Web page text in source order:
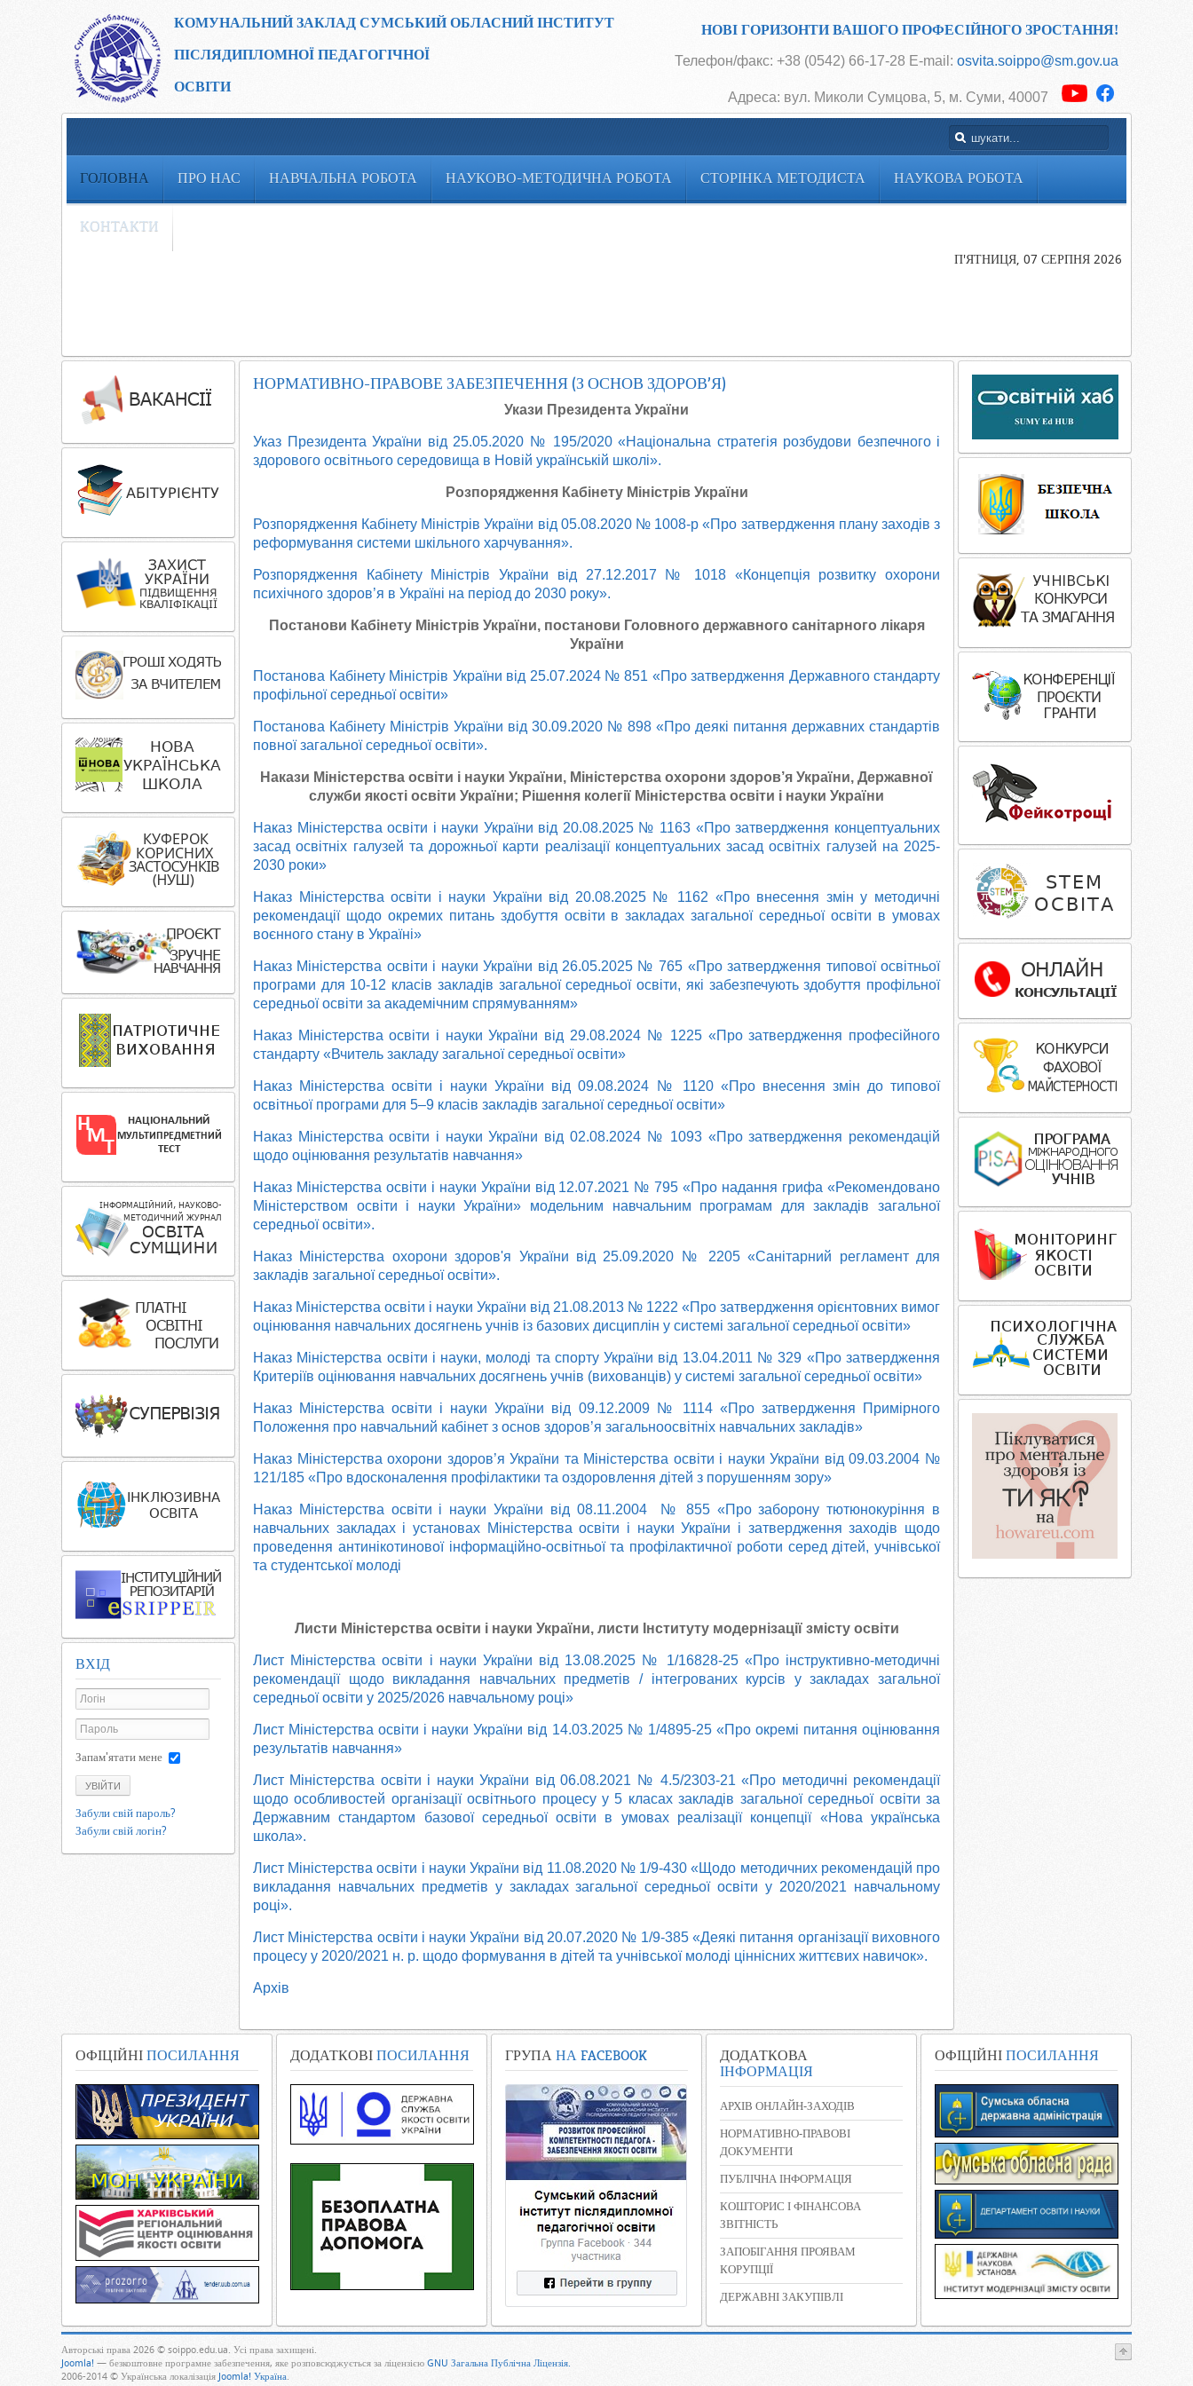
КОМУНАЛЬНИЙ ЗАКЛАД СУМСЬКИЙ ОБЛАСНИЙ ІНСТИТУТ
ПІСЛЯДИПЛОМНОЇ ПЕДАГОГІЧНОЇ
ОСВІТИ
НОВІ ГОРИЗОНТИ ВАШОГО ПРОФЕСІЙНОГО ЗРОСТАННЯ!
Телефон/факс: +38 (0542) 66-17-28 E-mail: osvita.soippo@sm.gov.ua
Адреса: вул. Миколи Сумцова, 5, м. Суми, 40007
ГОЛОВНА ПРО НАС НАВЧАЛЬНА РОБОТА НАУКОВО-МЕТОДИЧНА РОБОТА СТОРІНКА МЕТОДИСТА НАУКОВА РОБОТА
КОНТАКТИ
П'ЯТНИЦЯ, 07 СЕРПНЯ 2026
НОРМАТИВНО-ПРАВОВЕ ЗАБЕЗПЕЧЕННЯ (З ОСНОВ ЗДОРОВ’Я)
Укази Президента України
Указ Президента України від 25.05.2020 № 195/2020 «Національна стратегія розбудови безпечного і
здорового освітнього середовища в Новій українській школі».
Розпорядження Кабінету Міністрів України
Розпорядження Кабінету Міністрів України від 05.08.2020 № 1008-р «Про затвердження плану заходів з
реформування системи шкільного харчування».
Розпорядження Кабінету Міністрів України від 27.12.2017 № 1018 «Концепція розвитку охорони
психічного здоров’я в Україні на період до 2030 року».
Постанови Кабінету Міністрів України, постанови Головного державного санітарного лікаря
України
Постанова Кабінету Міністрів України від 25.07.2024 № 851 «Про затвердження Державного стандарту
профільної середньої освіти»
Постанова Кабінету Міністрів України від 30.09.2020 № 898 «Про деякі питання державних стандартів
повної загальної середньої освіти».
Накази Міністерства освіти і науки України, Міністерства охорони здоров’я України, Державної
служби якості освіти України; Рішення колегії Міністерства освіти і науки України
Наказ Міністерства освіти і науки України від 20.08.2025 № 1163 «Про затвердження концептуальних
засад освітніх галузей та дорожньої карти реалізації концептуальних засад освітніх галузей на 2025-
2030 роки»
Наказ Міністерства освіти і науки України від 20.08.2025 № 1162 «Про внесення змін у методичні
рекомендації щодо окремих питань здобуття освіти в закладах загальної середньої освіти в умовах
воєнного стану в Україні»
Наказ Міністерства освіти і науки України від 26.05.2025 № 765 «Про затвердження типової освітньої
програми для 10-12 класів закладів загальної середньої освіти, які забезпечують здобуття профільної
середньої освіти за академічним спрямуванням»
Наказ Міністерства освіти і науки України від 29.08.2024 № 1225 «Про затвердження професійного
стандарту «Вчитель закладу загальної середньої освіти»
Наказ Міністерства освіти і науки України від 09.08.2024 № 1120 «Про внесення змін до типової
освітньої програми для 5–9 класів закладів загальної середньої освіти»
Наказ Міністерства освіти і науки України від 02.08.2024 № 1093 «Про затвердження рекомендацій
щодо оцінювання результатів навчання»
Наказ Міністерства освіти і науки України від 12.07.2021 № 795 «Про надання грифа «Рекомендовано
Міністерством освіти і науки України» модельним навчальним програмам для закладів загальної
середньої освіти».
Наказ Міністерства охорони здоров'я України від 25.09.2020 № 2205 «Санітарний регламент для
закладів загальної середньої освіти».
Наказ Міністерства освіти і науки України від 21.08.2013 № 1222 «Про затвердження орієнтовних вимог
оцінювання навчальних досягнень учнів із базових дисциплін у системі загальної середньої освіти»
Наказ Міністерства освіти і науки, молоді та спорту України від 13.04.2011 № 329 «Про затвердження
Критеріїв оцінювання навчальних досягнень учнів (вихованців) у системі загальної середньої освіти»
Наказ Міністерства освіти і науки України від 09.12.2009 № 1114 «Про затвердження Примірного
Положення про навчальний кабінет з основ здоров’я загальноосвітніх навчальних закладів»
Наказ Міністерства охорони здоров’я України та Міністерства освіти і науки України від 09.03.2004 №
121/185 «Про вдосконалення профілактики та оздоровлення дітей з порушенням зору»
Наказ Міністерства освіти і науки України від 08.11.2004 № 855 «Про заборону тютюнокуріння в
навчальних закладах і установах Міністерства освіти і науки України і затвердження заходів щодо
проведення антинікотинової інформаційно-освітньої та профілактичної роботи серед дітей, учнівської
та студентської молоді
Листи Міністерства освіти і науки України, листи Інституту модернізації змісту освіти
Лист Міністерства освіти і науки України від 13.08.2025 № 1/16828-25 «Про інструктивно-методичні
рекомендації щодо викладання навчальних предметів / інтегрованих курсів у закладах загальної
середньої освіти у 2025/2026 навчальному році»
Лист Міністерства освіти і науки України від 14.03.2025 № 1/4895-25 «Про окремі питання оцінювання
результатів навчання»
Лист Міністерства освіти і науки України від 06.08.2021 № 4.5/2303-21 «Про методичні рекомендації
щодо особливостей організації освітнього процесу у 5 класах закладів загальної середньої освіти за
Державним стандартом базової середньої освіти в умовах реалізації концепції «Нова українська
школа».
Лист Міністерства освіти і науки України від 11.08.2020 № 1/9-430 «Щодо методичних рекомендацій про
викладання навчальних предметів у закладах загальної середньої освіти у 2020/2021 навчальному
році».
Лист Міністерства освіти і науки України від 20.07.2020 № 1/9-385 «Деякі питання організації виховного
процесу у 2020/2021 н. р. щодо формування в дітей та учнівської молоді ціннісних життєвих навичок».
Архів
ВХІД
Запам'ятати мене
УВІЙТИ
Забули свій пароль?
Забули свій логін?
ОФІЦІЙНІ ПОСИЛАННЯ ДОДАТКОВІ ПОСИЛАННЯ ГРУПА НА FACEBOOK
ДОДАТКОВА
ІНФОРМАЦІЯ
АРХІВ ОНЛАЙН-ЗАХОДІВ
НОРМАТИВНО-ПРАВОВІ
ДОКУМЕНТИ
ПУБЛІЧНА ІНФОРМАЦІЯ
КОШТОРИС І ФІНАНСОВА
ЗВІТНІСТЬ
ЗАПОБІГАННЯ ПРОЯВАМ
КОРУПЦІЇ
ДЕРЖАВНІ ЗАКУПІВЛІ
ОФІЦІЙНІ ПОСИЛАННЯ
Авторські права 2026 © soippo.edu.ua. Усі права захищені.
Joomla! — безкоштовне програмне забезпечення, яке розповсюджується за ліцензією GNU Загальна Публічна Ліцензія.
2006-2014 © Українська локалізація Joomla! Україна.